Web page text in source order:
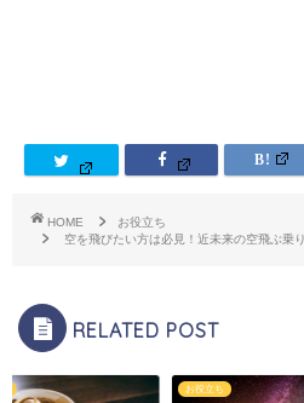
HOME
お役立ち
空を飛びたい方は必見！近未来の空飛ぶ乗
RELATED POST
お役立ち